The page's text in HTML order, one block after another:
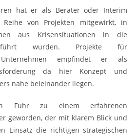
hat er als Berater oder Interim
von Projekten mitgewirkt, in
aus Krisensituationen in die
wurden. Projekte für
Unternehmen empfindet er als
da hier Konzept und
nahe beieinander liegen.
Fuhr zu einem erfahrenen
geworden, der mit klarem Blick und
Einsatz die richtigen strategischen